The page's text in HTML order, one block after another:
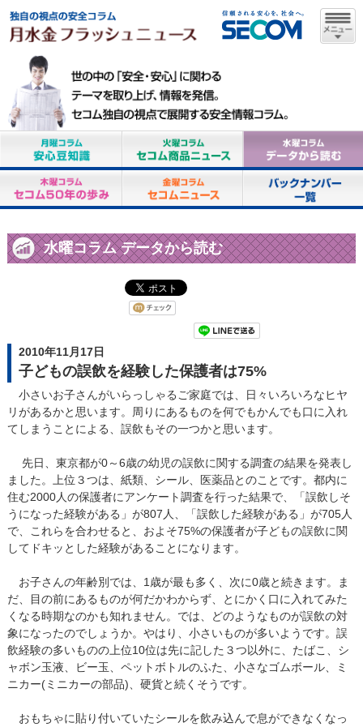
水曜コラム データから読む
2010年11月17日
子どもの誤飲を経験した保護者は75%
小さいお子さんがいらっしゃるご家庭では、日々いろいろなヒヤ
リがあるかと思います。周りにあるものを何でもかんでも口に入れ
てしまうことによる、誤飲もその一つかと思います。
先日、東京都が0～6歳の幼児の誤飲に関する調査の結果を発表し
ました。上位３つは、紙類、シール、医薬品とのことです。都内に
住む2000人の保護者にアンケート調査を行った結果で、「誤飲しそ
うになった経験がある」が807人、「誤飲した経験がある」が705人
で、これらを合わせると、およそ75%の保護者が子どもの誤飲に関
してドキッとした経験があることになります。
お子さんの年齢別では、1歳が最も多く、次に0歳と続きます。ま
だ、目の前にあるものが何だかわからず、とにかく口に入れてみた
くなる時期なのかも知れません。では、どのようなものが誤飲の対
象になったのでしょうか。やはり、小さいものが多いようです。誤
飲経験の多いものの上位10位は先に記した３つ以外に、たばこ、シ
ャボン玉液、ビー玉、ペットボトルのふた、小さなゴムボール、ミ
ニカー(ミニカーの部品)、硬貨と続くそうです。
おもちゃに貼り付いていたシールを飲み込んで息ができなくなっ